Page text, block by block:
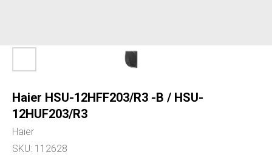
Haier HSU-12HFF203/R3 -B / HSU-
12HUF203/R3
Haier
SKU: 112628